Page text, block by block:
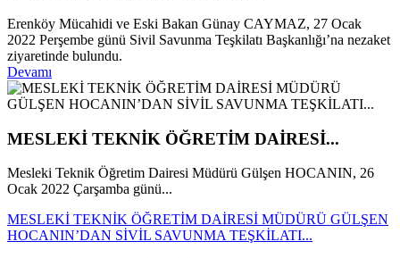
Erenköy Mücahidi ve Eski Bakan Günay CAYMAZ, 27 Ocak
2022 Perşembe günü Sivil Savunma Teşkilatı Başkanlığı’na nezaket
ziyaretinde bulundu.
Devamı
MESLEKİ TEKNİK ÖĞRETİM DAİRESİ...
Mesleki Teknik Öğretim Dairesi Müdürü Gülşen HOCANIN, 26
Ocak 2022 Çarşamba günü...
MESLEKİ TEKNİK ÖĞRETİM DAİRESİ MÜDÜRÜ GÜLŞEN
HOCANIN’DAN SİVİL SAVUNMA TEŞKİLATI...